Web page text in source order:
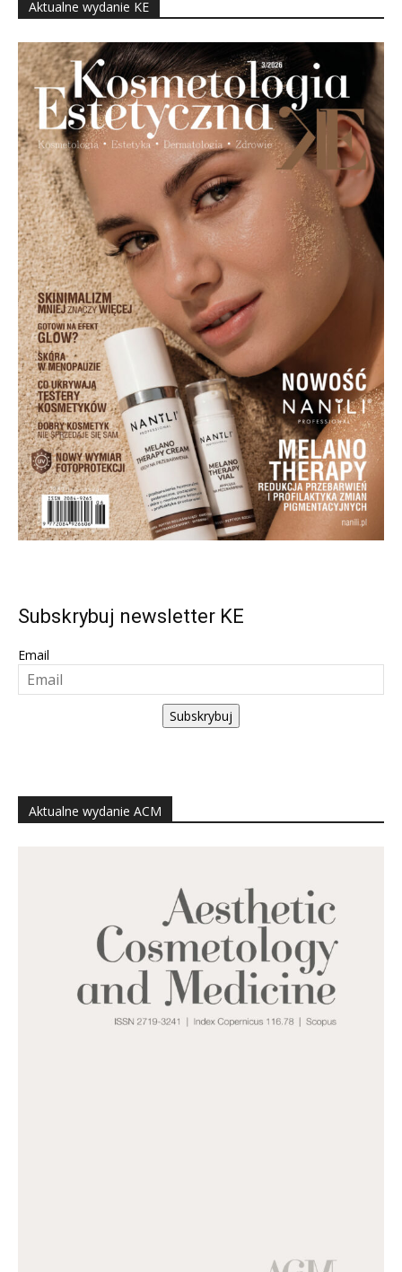
Aktualne wydanie KE
Subskrybuj newsletter KE
Email
Subskrybuj
Aktualne wydanie ACM